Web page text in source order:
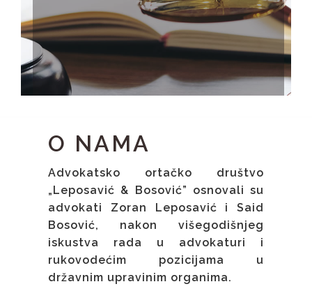
O NAMA
Advokatsko ortačko društvo
„Leposavić & Bosović” osnovali su
advokati Zoran Leposavić i Said
Bosović, nakon višegodišnjeg
iskustva rada u advokaturi i
rukovodećim pozicijama u
državnim upravinim organima.